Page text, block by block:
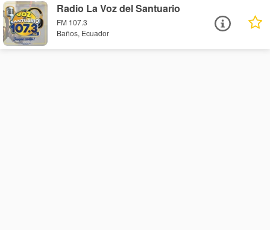
Radio La Voz del Santuario
FM 107.3
Baños, Ecuador